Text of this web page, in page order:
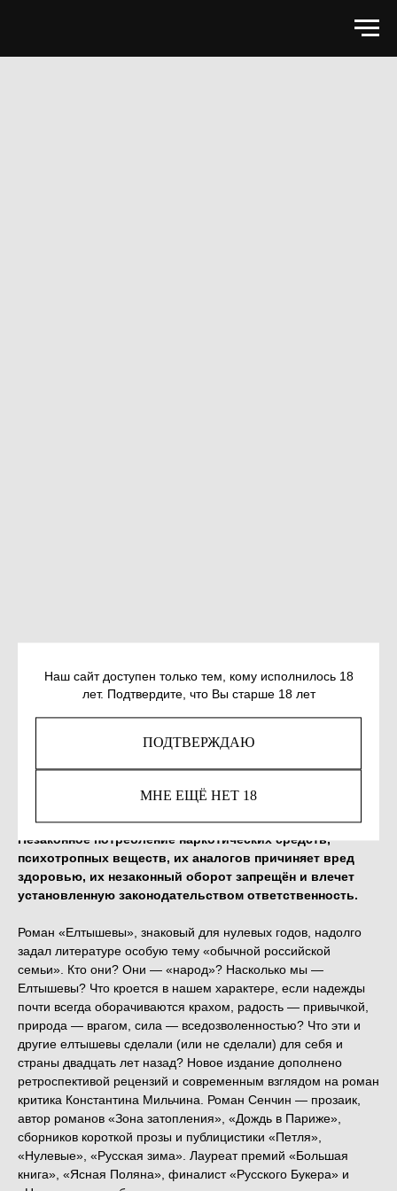
Наш сайт доступен только тем, кому исполнилось 18
лет. Подтвердите, что Вы старше 18 лет
ПОДТВЕРЖДАЮ
МНЕ ЕЩЁ НЕТ 18
СЕНЧИН Р. ЕЛТЫШЕВЫ
978-5-17-149313-4
Незаконное потребление наркотических средств,
психотропных веществ, их аналогов причиняет вред
здоровью, их незаконный оборот запрещён и влечет
установленную законодательством ответственность.
Роман «Елтышевы», знаковый для нулевых годов, надолго
задал литературе особую тему «обычной российской
семьи». Кто они? Они — «народ»? Насколько мы —
Елтышевы? Что кроется в нашем характере, если надежды
почти всегда оборачиваются крахом, радость — привычкой,
природа — врагом, сила — вседозволенностью? Что эти и
другие елтышевы сделали (или не сделали) для себя и
страны двадцать лет назад? Новое издание дополнено
ретроспективой рецензий и современным взглядом на роман
критика Константина Мильчина. Роман Сенчин — прозаик,
автор романов «Зона затопления», «Дождь в Париже»,
сборников короткой прозы и публицистики «Петля»,
«Нулевые», «Русская зима». Лауреат премий «Большая
книга», «Ясная Поляна», финалист «Русского Букера» и